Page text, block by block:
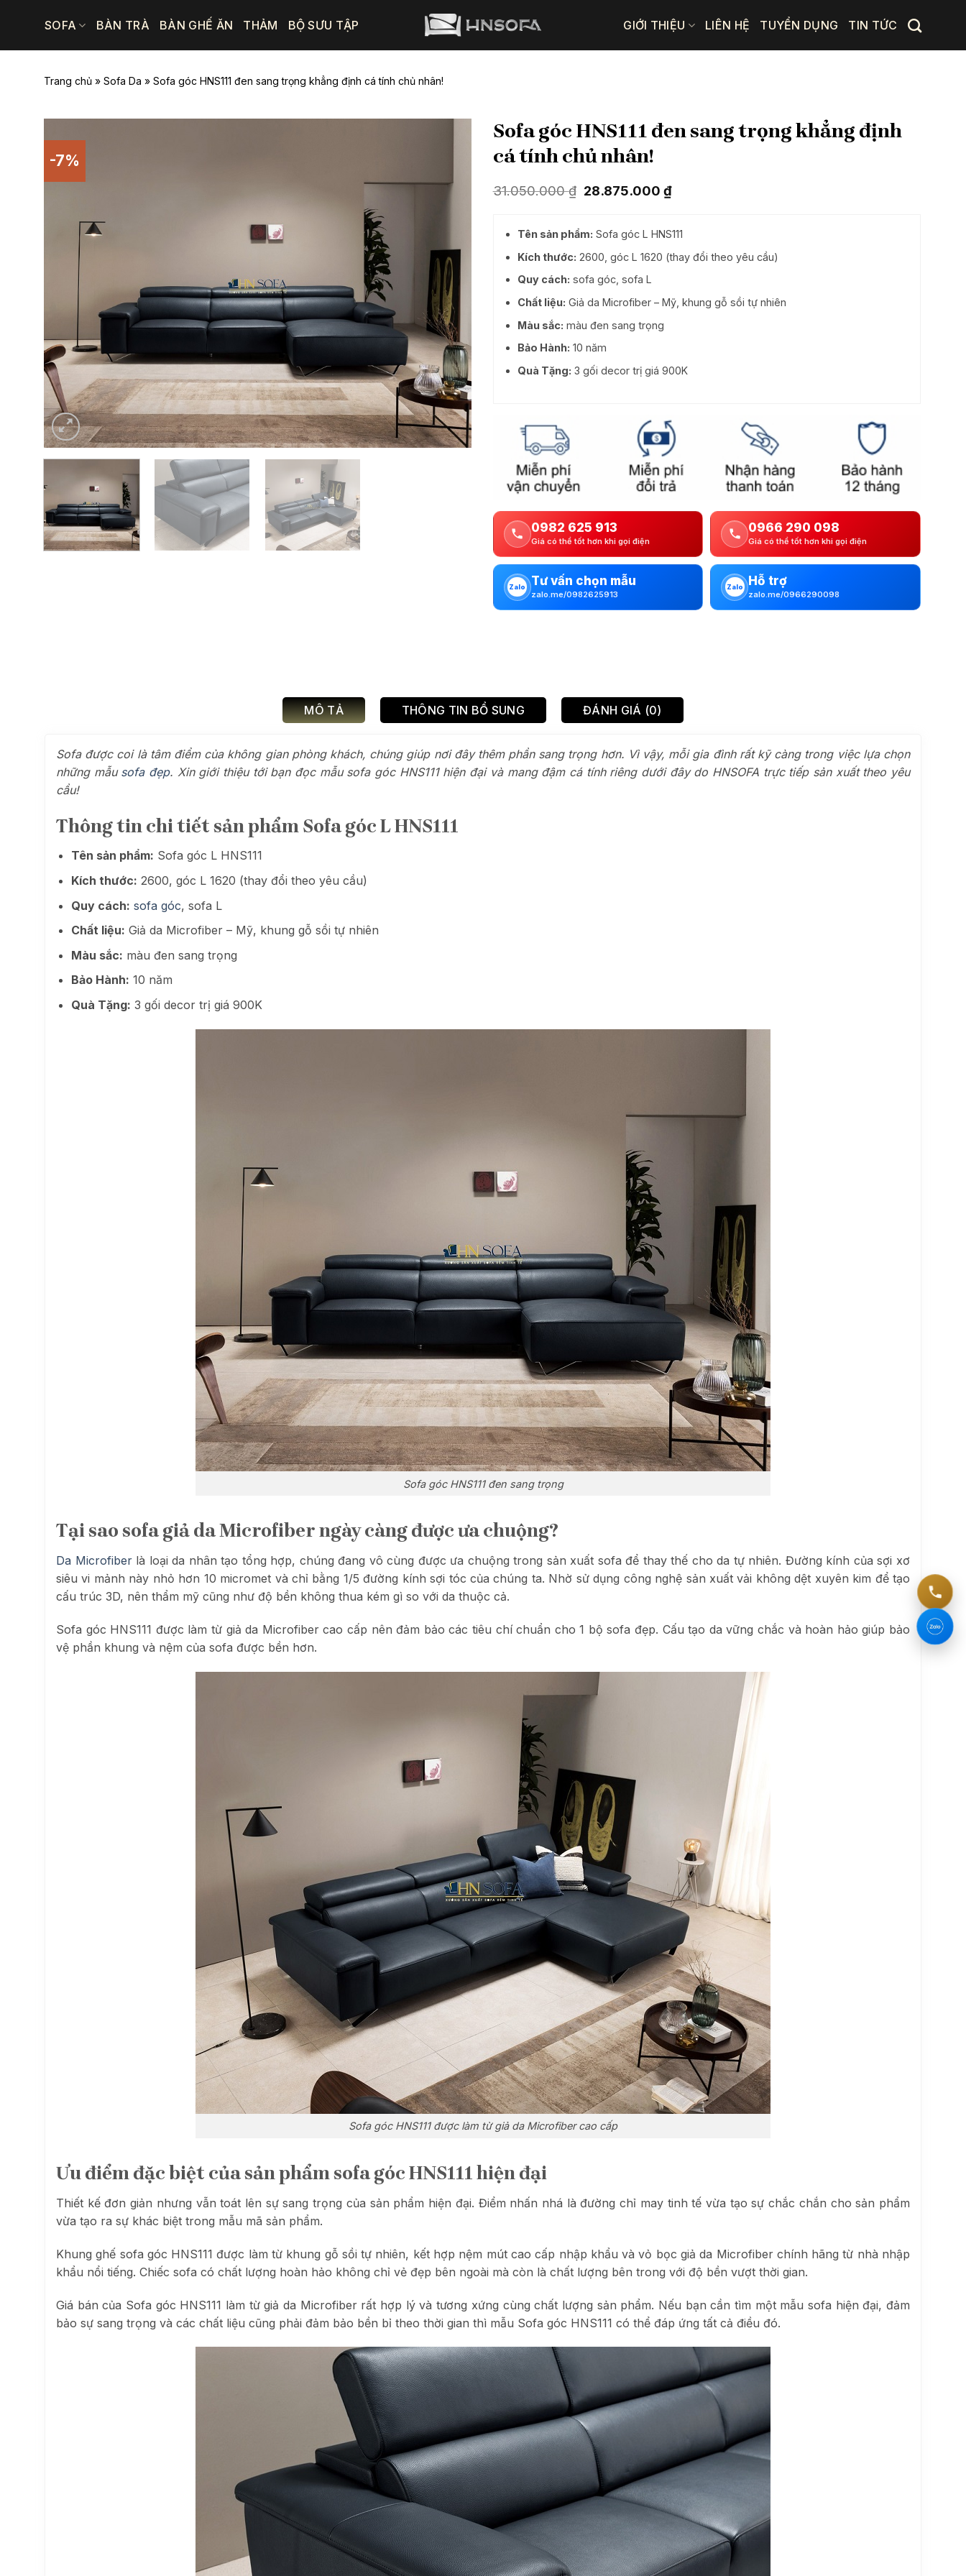
SOFA BÀN TRÀ BÀN GHẾ ĂN THẢM BỘ SƯU TẬP GIỚI THIỆU LIÊN HỆ TUYỂN DỤNG TIN TỨC
Trang chủ» Sofa Da » Sofa góc HNS111 đen sang trọng khẳng định cá tính chủ nhân!
-7%
Sofa góc HNS111 đen sang trọng khẳng định
cá tính chủ nhân!
31.050.000₫ Giá
31.050.000 ₫.
28.875.000₫Giá
là:
28.875.000 ₫.
Tên sản phẩm: Sofa góc L HNS111
Kích thước: 2600, góc L 1620 (thay đổi theo yêu cầu)
Quy cách: sofa góc, sofa L
Chất liệu: Giả da Microfiber – Mỹ, khung gỗ sồi tự nhiên
Màu sắc: màu đen sang trọng
Bảo Hành: 10 năm
Quà Tặng: 3 gối decor trị giá 900K
0982 625 913
Giá có thể tốt hơn khi gọi điện
0966 290 098
Giá có thể tốt hơn khi gọi điện
Zalo Tư vấn chọn mẫu
zalo.me/0982625913
Zalo Hỗ trợ
zalo.me/0966290098
MÔ TẢ THÔNG TIN BỔ SUNG ĐÁNH GIÁ (0)
Sofa được coi là tâm điểm của không gian phòng khách, chúng giúp nơi đây thêm phần sang trọng hơn. Vì vậy, mỗi gia đình rất kỹ càng trong việc lựa chọn
những mẫu sofa đẹp. Xin giới thiệu tới bạn đọc mẫu sofa góc HNS111 hiện đại và mang đậm cá tính riêng dưới đây do HNSOFA trực tiếp sản xuất theo yêu
cầu!
Thông tin chi tiết sản phẩm Sofa góc L HNS111
Tên sản phẩm: Sofa góc L HNS111
Kích thước: 2600, góc L 1620 (thay đổi theo yêu cầu)
Quy cách: sofa góc, sofa L
Chất liệu: Giả da Microfiber – Mỹ, khung gỗ sồi tự nhiên
Màu sắc: màu đen sang trọng
Bảo Hành: 10 năm
Quà Tặng: 3 gối decor trị giá 900K
Sofa góc HNS111 đen sang trọng
Tại sao sofa giả da Microfiber ngày càng được ưa chuộng?
Da Microfiberlà loại da nhân tạo tổng hợp, chúng đang vô cùng được ưa chuộng trong sản xuất sofa để thay thế cho da tự nhiên. Đường kính của sợi xơ
siêu vi mảnh này nhỏ hơn 10 micromet và chỉ bằng 1/5 đường kính sợi tóc của chúng ta. Nhờ sử dụng công nghệ sản xuất vải không dệt xuyên kim để tạo
cấu trúc 3D, nên thẩm mỹ cũng như độ bền không thua kém gì so với da thuộc cả.
Sofa góc HNS111 được làm từ giả da Microfiber cao cấp nên đảm bảo các tiêu chí chuẩn cho 1 bộ sofa đẹp. Cấu tạo da vững chắc và hoàn hảo giúp bảo
vệ phần khung và nệm của sofa được bền hơn.
Sofa góc HNS111 được làm từ giả da Microfiber cao cấp
Ưu điểm đặc biệt của sản phẩm sofa góc HNS111 hiện đại
Thiết kế đơn giản nhưng vẫn toát lên sự sang trọng của sản phẩm hiện đại. Điểm nhấn nhá là đường chỉ may tinh tế vừa tạo sự chắc chắn cho sản phẩm
vừa tạo ra sự khác biệt trong mẫu mã sản phẩm.
Khung ghế sofa góc HNS111 được làm từ khung gỗ sồi tự nhiên, kết hợp nệm mút cao cấp nhập khẩu và vỏ bọc giả da Microfiber chính hãng từ nhà nhập
khẩu nổi tiếng. Chiếc sofa có chất lượng hoàn hảo không chỉ vẻ đẹp bên ngoài mà còn là chất lượng bên trong với độ bền vượt thời gian.
Giá bán của Sofa góc HNS111 làm từ giả da Microfiber rất hợp lý và tương xứng cùng chất lượng sản phẩm. Nếu bạn cần tìm một mẫu sofa hiện đại, đảm
bảo sự sang trọng và các chất liệu cũng phải đảm bảo bền bỉ theo thời gian thì mẫu Sofa góc HNS111 có thể đáp ứng tất cả điều đó.